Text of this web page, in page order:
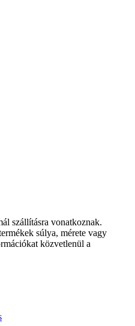
szállításra vonatkoznak.
súlya, mérete vagy
közvetlenül a